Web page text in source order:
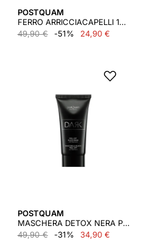
POSTQUAM
FERRO ARRICCIACAPELLI 1500:16 CHIC
49,90 €
-51% 24,90 €
POSTQUAM
MASCHERA DETOX NERA PEEL OFF 75ML
49,90 €
-31% 34,90 €